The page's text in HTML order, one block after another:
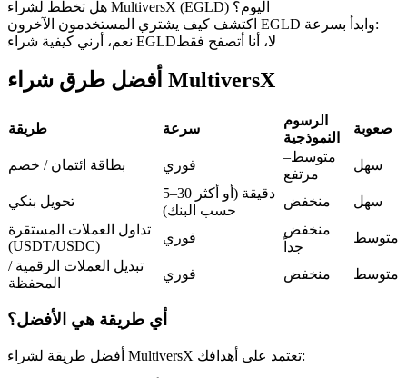
العقود الآجلة USDC
العقود الآجلة باستخدام USDC كضمان
نسخ التداول
هل تخطط لشراء MultiversX (EGLD) اليوم؟
اكتشف كيف يشتري المستخدمون الآخرون EGLD وابدأ بسرعة:
نعم، أرني كيفية شراء EGLDلا، أنا أتصفح فقط
أفضل طرق شراء MultiversX
طريقة سرعة
الرسوم
النموذجية
صعوبة
بطاقة ائتمان / خصم فوري
متوسط–
مرتفع
سهل
تحويل بنكي
5–30 دقيقة (أو أكثر
حسب البنك)
منخفض
سهل
تداول العملات المستقرة
(USDT/USDC)
فوري
منخفض
جداً
متوسط
تبديل العملات الرقمية /
المحفظة
فوري منخفض متوسط
أي طريقة هي الأفضل؟
أفضل طريقة لشراء MultiversX تعتمد على أهدافك: